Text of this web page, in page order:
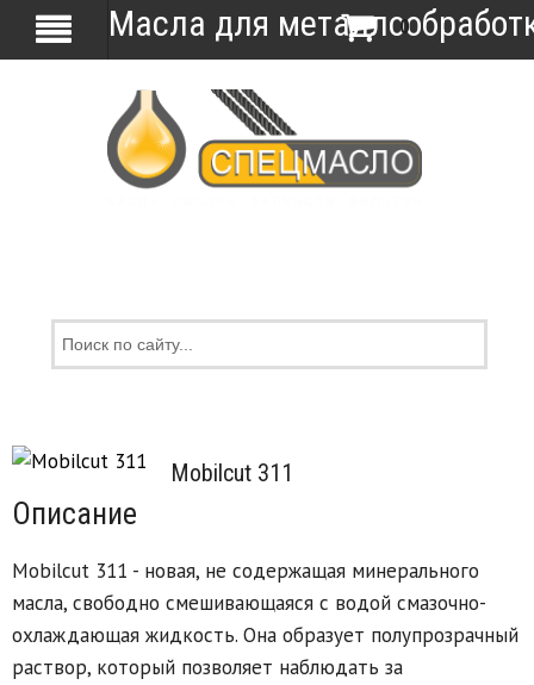
Масла для 0
Mobilcut 311
Описание
Mobilcut 311 - новая, не содержащая минерального
масла, свободно смешивающаяся с водой смазочно-
охлаждающая жидкость. Она образует полупрозрачный
раствор, который позволяет наблюдать за